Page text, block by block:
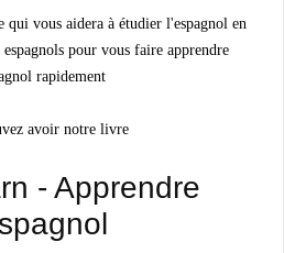
qui vous aidera à étudier l'espagnol en
pour vous faire apprendre
rapidement
avoir notre livre
- Apprendre